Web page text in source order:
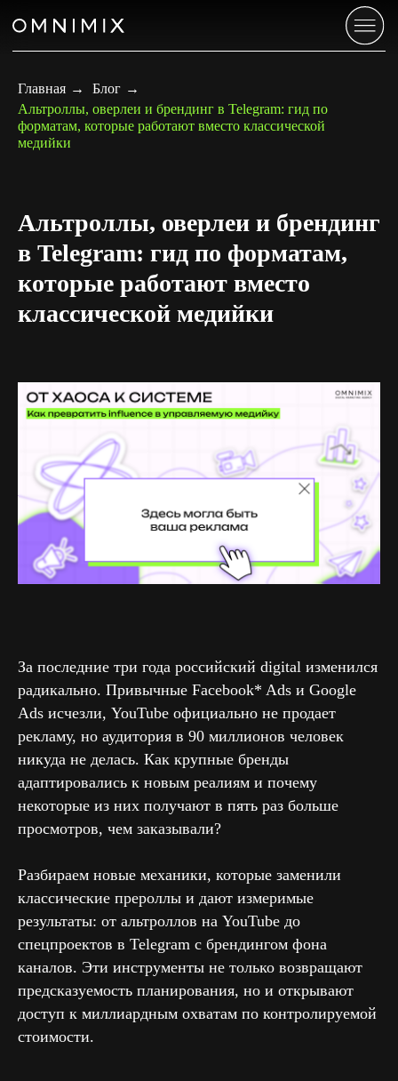
Главная → Блог →
Альтроллы, оверлеи и брендинг в Telegram: гид по
форматам, которые работают вместо классической
медийки
Альтроллы, оверлеи и брендинг
в Telegram: гид по форматам,
которые работают вместо
классической медийки
За последние три года российский digital изменился
радикально. Привычные Facebook* Ads и Google
Ads исчезли, YouTube официально не продает
рекламу, но аудитория в 90 миллионов человек
никуда не делась. Как крупные бренды
адаптировались к новым реалиям и почему
некоторые из них получают в пять раз больше
просмотров, чем заказывали?
Разбираем новые механики, которые заменили
классические прероллы и дают измеримые
результаты: от альтроллов на YouTube до
спецпроектов в Telegram с брендингом фона
каналов. Эти инструменты не только возвращают
предсказуемость планирования, но и открывают
доступ к миллиардным охватам по контролируемой
стоимости.